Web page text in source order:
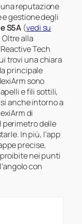
reputazione
gestione degli
S5A (vedi su
alla
Reactive Tech
trovi una chiara
principale
sono
e fili sottili,
anche intorno a
di
perimetro delle
In più, l’app
precise,
nei punti
con